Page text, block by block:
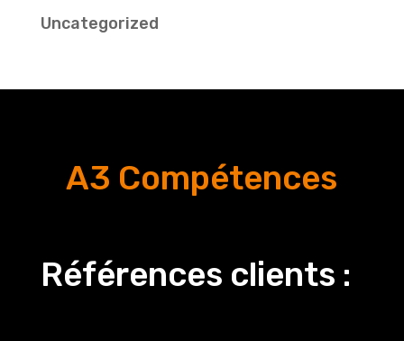
Uncategorized
A3 Compétences
Références clients :